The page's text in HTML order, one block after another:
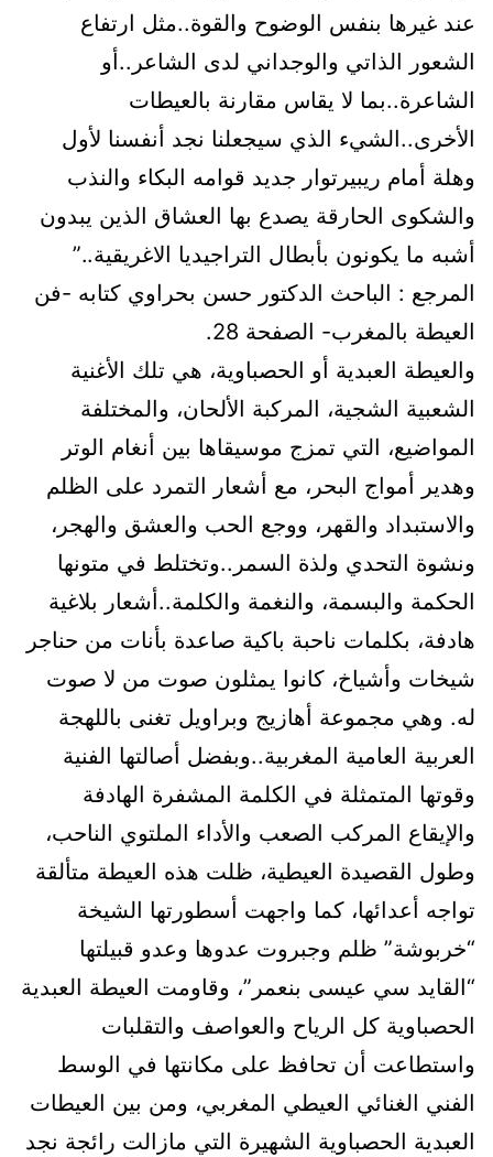
عند غيرها بنفس الوضوح والقوة..مثل ارتفاع
الشعور الذاتي والوجداني لدى الشاعر..أو
الشاعرة..بما لا يقاس مقارنة بالعيطات
الأخرى..الشيء الذي سيجعلنا نجد أنفسنا لأول
وهلة أمام ريبيرتوار جديد قوامه البكاء والنذب
والشكوى الحارقة يصدع بها العشاق الذين يبدون
أشبه ما يكونون بأبطال التراجيديا الاغريقية..”
المرجع : الباحث الدكتور حسن بحراوي كتابه -فن
العيطة بالمغرب- الصفحة 28.
والعيطة العبدية أو الحصباوية، هي تلك الأغنية
الشعبية الشجية، المركبة الألحان، والمختلفة
المواضيع، التي تمزج موسيقاها بين أنغام الوتر
وهدير أمواج البحر، مع أشعار التمرد على الظلم
والاستبداد والقهر، ووجع الحب والعشق والهجر،
ونشوة التحدي ولذة السمر..وتختلط في متونها
الحكمة والبسمة، والنغمة والكلمة..أشعار بلاغية
هادفة، بكلمات ناحبة باكية صاعدة بأنات من حناجر
شيخات وأشياخ، كانوا يمثلون صوت من لا صوت
له. وهي مجموعة أهازيج وبراويل تغنى باللهجة
العربية العامية المغربية..وبفضل أصالتها الفنية
وقوتها المتمثلة في الكلمة المشفرة الهادفة
والإيقاع المركب الصعب والأداء الملتوي الناحب،
وطول القصيدة العيطية، ظلت هذه العيطة متألقة
تواجه أعدائها، كما واجهت أسطورتها الشيخة
“خربوشة” ظلم وجبروت عدوها وعدو قبيلتها
“القايد سي عيسى بنعمر”، وقاومت العيطة العبدية
الحصباوية كل الرياح والعواصف والتقلبات
واستطاعت أن تحافظ على مكانتها في الوسط
الفني الغنائي العيطي المغربي، ومن بين العيطات
العبدية الحصباوية الشهيرة التي مازالت رائجة نجد